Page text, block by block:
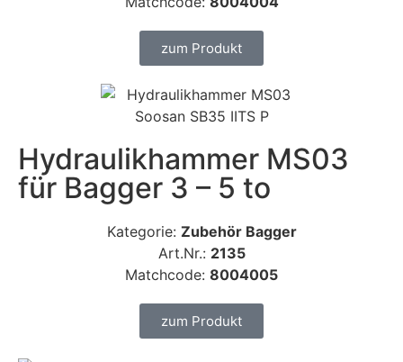
zum Produkt
Hydraulikhammer MS03
für Bagger 3 – 5 to
Kategorie: Zubehör Bagger
Art.Nr.: 2135
Matchcode: 8004005
zum Produkt